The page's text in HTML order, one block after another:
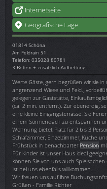
Internetseite
Geografische Lage
01814 Schöna
Am Feldrain 51
Telefon: 035028 80781
3 Betten + zusätzlich Aufbettung
Werte Gäste, gern begrüßen wir sie
angrenzend Wiese und Feld.,
gelegen zur Gaststätte,
(ca. 2 min. entfernt). Zur ebenerdig,
eine kleine Eingangsterrasse. Sie
einem Sonnendach zu entspannen
Wohnung bietet Platz für 2 bis 3
Schlafzimmer, Einzelzimmer, Küche
Frühstück in benachbarter Pension
Für Kinder ist unser Haus ideal
können Sie von uns auch
ist bei uns ebenfalls willkommen.
Wir freuen uns auf ihre
Grüßen - Familie Richter